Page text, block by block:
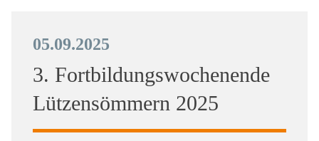
05.09.2025
3. Fortbildungswochenende
Lützensömmern 2025